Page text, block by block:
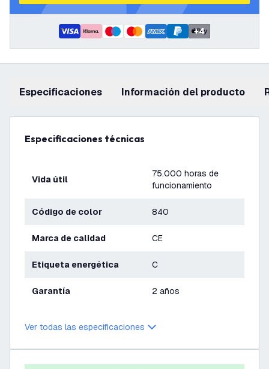
+4
Especificaciones información del producto
Especificaciones técnicas
Vida útil
75.000 horas de
funcionamiento
Código de color 840
Marca de calidad CE
Etiqueta energética C
Garantía 2 años
Ver todas las especificaciones